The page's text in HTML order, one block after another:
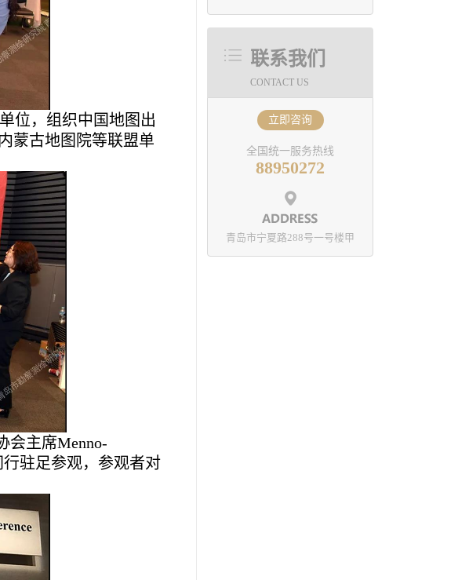
联系我们
CONTACT US
立即咨询
全国统一服务热线
88950272
青岛市宁夏路288号一号楼甲
位，组织中国地图出
蒙古地图院等联盟单
会主席Menno-
行驻足参观，参观者对